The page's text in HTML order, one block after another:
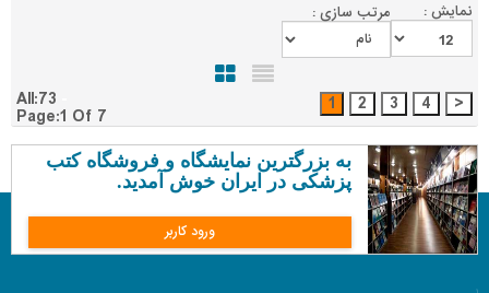
نمایش : مرتب سازی :
All:73
Page:1 Of 7
به بزرگترین نمایشگاه و فروشگاه کتب
پزشکی در ایران خوش آمدید.
ورود کاربر